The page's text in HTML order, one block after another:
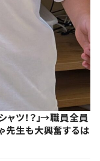
ツ！？」→職員全員
先生も大興奮するは